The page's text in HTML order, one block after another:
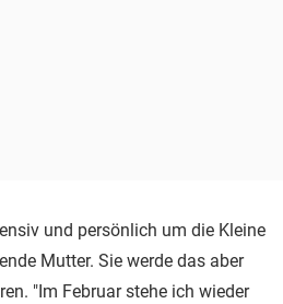
und persönlich um die Kleine
Mutter. Sie werde das aber
"Im Februar stehe ich wieder